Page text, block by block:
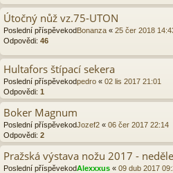
Útočný nůž vz.75-UTON
Poslední příspěvekod Bonanza « 25 čer 2018
Odpovědi: 46
Hultafors štípací sekera
Poslední příspěvekodpedro « 02 lis 2017 21:01
Odpovědi: 1
Boker Magnum
Poslední příspěvekodJozef2 « 06 čer 2017 22:14
Odpovědi: 2
Pražská výstava nožu 2017 -
Poslední příspěvekodAlexxxus « 09 dub 2017